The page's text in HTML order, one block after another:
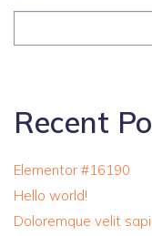
Recent
Elementor #16190
Hello world!
Doloremque velit